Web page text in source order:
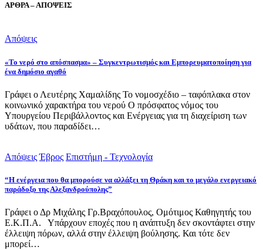
ΑΡΘΡΑ – ΑΠΟΨΕΙΣ
Απόψεις
«Το νερό στο απόσπασμα» – Συγκεντρωτισμός και Εμπορευματοποίηση για
ένα δημόσιο αγαθό
Γράφει ο Λευτέρης Χαμαλίδης Το νομοσχέδιο – ταφόπλακα στον
κοινωνικό χαρακτήρα του νερού Ο πρόσφατος νόμος του
Υπουργείου Περιβάλλοντος και Ενέργειας για τη διαχείριση των
υδάτων, που παραδίδει…
Απόψεις Έβρος Επιστήμη - Τεχνολογία
“Η ενέργεια που θα μπορούσε να αλλάξει τη Θράκη και το μεγάλο ενεργειακό
παράδοξο της Αλεξανδρούπολης”
Γράφει ο Δρ Μιχάλης Γρ.Βραχόπουλος, Ομότιμος Καθηγητής του
Ε.Κ.Π.Α. Υπάρχουν εποχές που η ανάπτυξη δεν σκοντάφτει στην
έλλειψη πόρων, αλλά στην έλλειψη βούλησης. Και τότε δεν
μπορεί…